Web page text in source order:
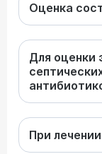
Оценка
Для оценки
При